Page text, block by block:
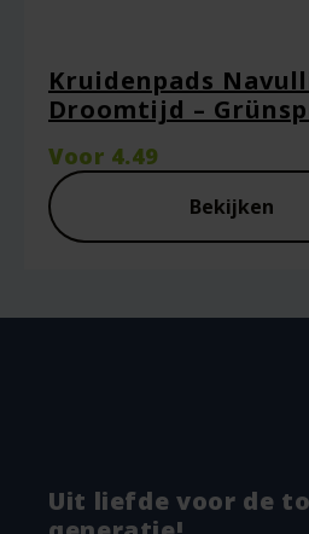
Kruidenpads
Droomtijd –
Voor 4.49
Bekijken
Uit liefde voor de